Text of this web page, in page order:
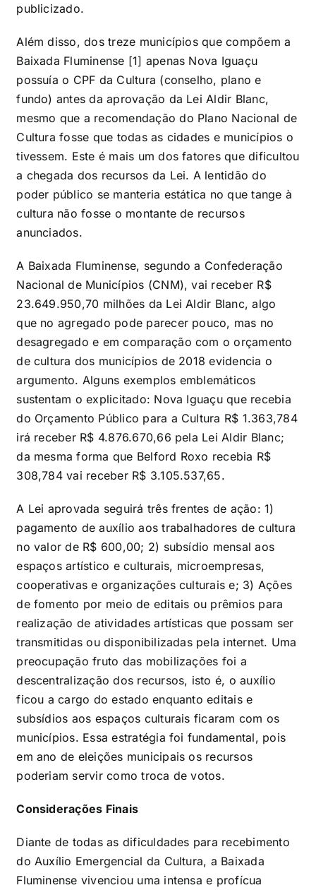
publicizado.
Além disso, dos treze municípios que compõem a
Baixada Fluminense [1] apenas Nova Iguaçu
possuía o CPF da Cultura (conselho, plano e
fundo) antes da aprovação da Lei Aldir Blanc,
mesmo que a recomendação do Plano Nacional de
Cultura fosse que todas as cidades e municípios o
tivessem. Este é mais um dos fatores que dificultou
a chegada dos recursos da Lei. A lentidão do
poder público se manteria estática no que tange à
cultura não fosse o montante de recursos
anunciados.
A Baixada Fluminense, segundo a Confederação
Nacional de Municípios (CNM), vai receber R$
23.649.950,70 milhões da Lei Aldir Blanc, algo
que no agregado pode parecer pouco, mas no
desagregado e em comparação com o orçamento
de cultura dos municípios de 2018 evidencia o
argumento. Alguns exemplos emblemáticos
sustentam o explicitado: Nova Iguaçu que recebia
do Orçamento Público para a Cultura R$ 1.363,784
irá receber R$ 4.876.670,66 pela Lei Aldir Blanc;
da mesma forma que Belford Roxo recebia R$
308,784 vai receber R$ 3.105.537,65.
A Lei aprovada seguirá três frentes de ação: 1)
pagamento de auxílio aos trabalhadores de cultura
no valor de R$ 600,00; 2) subsídio mensal aos
espaços artístico e culturais, microempresas,
cooperativas e organizações culturais e; 3) Ações
de fomento por meio de editais ou prêmios para
realização de atividades artísticas que possam ser
transmitidas ou disponibilizadas pela internet. Uma
preocupação fruto das mobilizações foi a
descentralização dos recursos, isto é, o auxílio
ficou a cargo do estado enquanto editais e
subsídios aos espaços culturais ficaram com os
municípios. Essa estratégia foi fundamental, pois
em ano de eleições municipais os recursos
poderiam servir como troca de votos.
Considerações Finais
Diante de todas as dificuldades para recebimento
do Auxílio Emergencial da Cultura, a Baixada
Fluminense vivenciou uma intensa e profícua